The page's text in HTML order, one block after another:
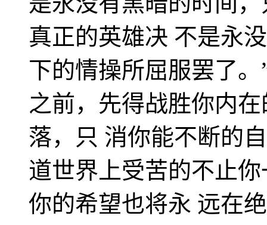
真正的英雄决 不是永
下的情操所屈服罢了
之前，先得战胜你内
落，只 消你能不断的
道世界上受苦的不止
你的希望也将永 远在